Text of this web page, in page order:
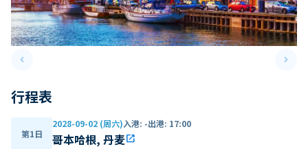
keyboard_arrow_leftPrevious slide keyboard_arrow_right
行程表
第1日
2028-09-02 (周六)入港: -出港: 17:00
哥本哈根, 丹麦open_in_new